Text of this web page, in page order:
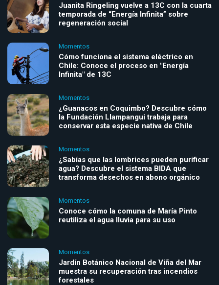
Juanita Ringeling vuelve a 13C con la cuarta
temporada de “Energía Infinita” sobre
regeneración social
Momentos
Cómo funciona el sistema eléctrico en
Chile: Conoce el proceso en "Energía
Infinita" de 13C
Momentos
¿Guanacos en Coquimbo? Descubre cómo
la Fundación Llampangui trabaja para
conservar esta especie nativa de Chile
Momentos
¿Sabías que las lombrices pueden purificar
agua? Descubre el sistema BIDA que
transforma desechos en abono orgánico
Momentos
Conoce cómo la comuna de María Pinto
reutiliza el agua lluvia para su uso
Momentos
Jardín Botánico Nacional de Viña del Mar
muestra su recuperación tras incendios
forestales